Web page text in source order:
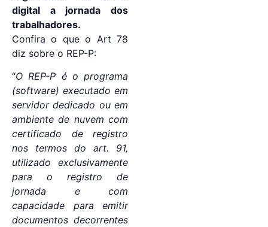
digital a jornada dos
trabalhadores.
Confira o que o Art 78
diz sobre o REP-P:
“O REP-P é o programa
(software) executado em
servidor dedicado ou em
ambiente de nuvem com
certificado de registro
nos termos do art. 91,
utilizado exclusivamente
para o registro de
jornada e com
capacidade para emitir
documentos decorrentes